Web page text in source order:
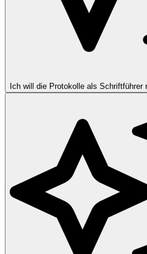
Ich will die Protokolle als Schriftführer